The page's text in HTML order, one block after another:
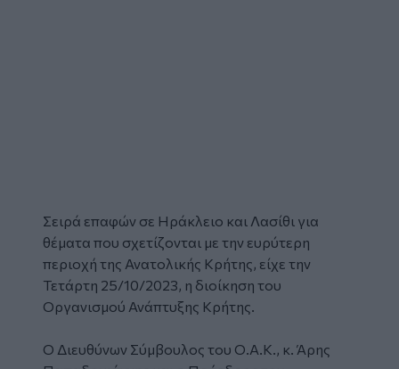
Σειρά επαφών σε Ηράκλειο και Λασίθι για
θέματα που σχετίζονται με την ευρύτερη
περιοχή της Ανατολικής Κρήτης, είχε την
Τετάρτη 25/10/2023, η διοίκηση του
Οργανισμού Ανάπτυξης Κρήτης.
Ο Διευθύνων Σύμβουλος του Ο.Α.Κ., κ. Άρης